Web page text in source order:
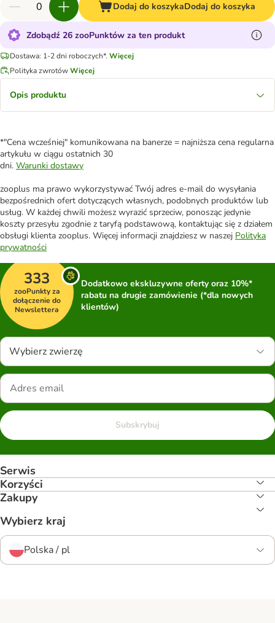
Dodaj do koszykaDodaj do koszyka
Zdobądź 26 zooPunktów za ten produkt
Dostawa: 1-2 dni roboczych*. Więcej
Polityka zwrotówWięcej
Opis produktu
*"Cena wcześniej" komunikowana na banerze = najniższa cena regularna
artykułu w ciągu ostatnich 30
dni. Warunki dostawy
zooplus ma prawo wykorzystywać Twój adres e-mail do wysyłania
bezpośrednich ofert dotyczących własnych, podobnych produktów lub
usług. W każdej chwili możesz wyrazić sprzeciw, ponosząc jedynie
koszty przesyłu zgodnie z taryfą podstawową, kontaktując się z działem
obsługi klienta zooplus. Więcej informacji znajdziesz w naszej Polityka
prywatności
333
zooPunkty za
dołączenie do
Newslettera
Dodatkowo ekskluzywne oferty oraz 10%*
rabatu na drugie zamówienie (*dla nowych
klientów)
Wybierz zwierzę
Subskrybuj
Serwis
Korzyści
Zakupy
Wybierz kraj
Polska / pl